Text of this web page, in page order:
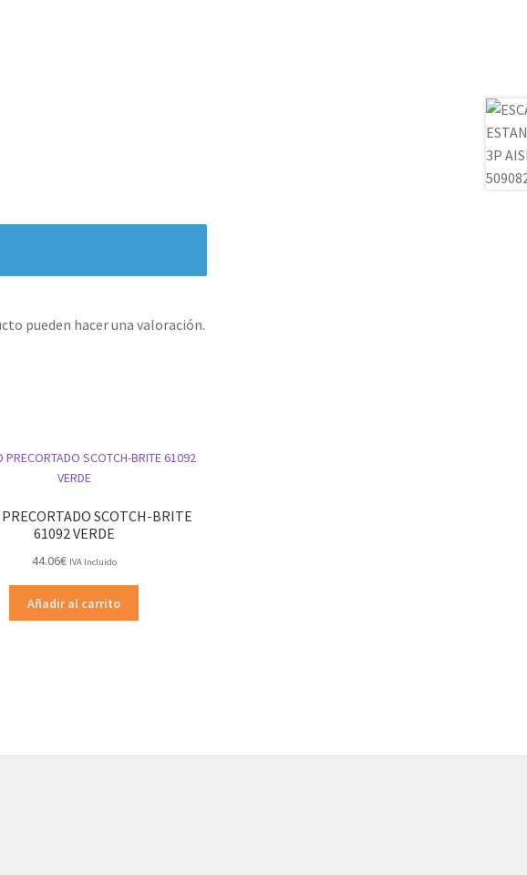
pueden hacer una valoración.
SCOTCH-BRITE
61092 VERDE
44.06€ IVA Incluido
Añadir al carrito